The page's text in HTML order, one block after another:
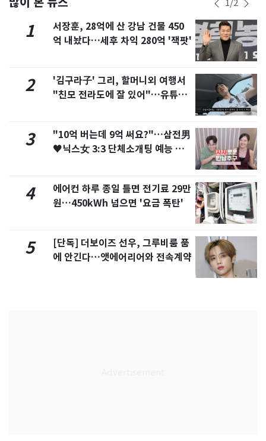
1/2
1
서장훈, 28억에 산 강남 건물 450
억 내놨다…세후 차익 280억 '잭팟'
2
'김구라子' 그리, 할머니외 여행서
"친모 전라도에 잘 있어"…유튜브
3
"10억 버는데 9억 써요?"…삼전男
♥닉스女 3:3 단체소개팅 예능 화
4
에어컨 하루 종일 틀면 전기료 29만
원…450kWh 넘으면 '요금 폭탄'
5
[단독] 더보이즈 선우, 그루비룸 품
에 안긴다…앳에어리어와 전속계약